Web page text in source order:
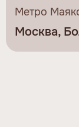
Метро
Москва,